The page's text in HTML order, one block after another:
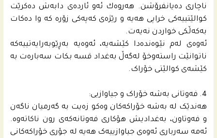
ناچاری ده‌یانفرۆشن. هه‌روه‌ك ئه‌و ئارده‌ی دابه‌ش ده‌کرێت
کوالێتییه‌کی خراپی هه‌یه‌ و رێژه‌ی که‌په‌کی زۆره‌ که‌ وا ده‌کات
به‌که‌ڵکی خواردن نه‌یه‌ت.
ئه‌وه‌ى له‌م نێوه‌نده‌دا كێشه‌یه‌، ئه‌وه‌یه‌ به‌ڕێوبه‌رایه‌تییه‌که‌
ناتوانێت راسته‌وخۆ له‌گه‌ڵ به‌غداد قسه‌ بکات سه‌باره‌ت به‌
کێشه‌ی کوالێتی خۆراک.
4. فه‌وتانی به‌شه‌ خۆراک و جیاوازیی:
هه‌ندێک له‌ به‌شه‌ خۆراکه‌کان وه‌کو زه‌یت به‌ گه‌رمیان ناگه‌ن
و فه‌وتاون، به‌غدادیش هۆکاری فه‌وتانه‌که‌ی رون ناکاته‌وه‌.
ئه‌مه‌ سه‌رباری ئه‌وه‌ى جیاوازییه‌ک هه‌یه‌ له‌ جۆری خۆراکه‌کانی